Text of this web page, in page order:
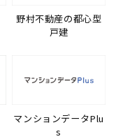
野村不動産の都心型
戸建
マンションデータPlu
s